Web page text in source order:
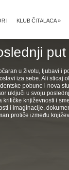
KLUB ČITALACA»
put
u životu, ljubavi i
iza sebe. Ali sticaj
pobune i nova
uključi u svoju
kritičke književnosti i
i imaginacije,
protiče između